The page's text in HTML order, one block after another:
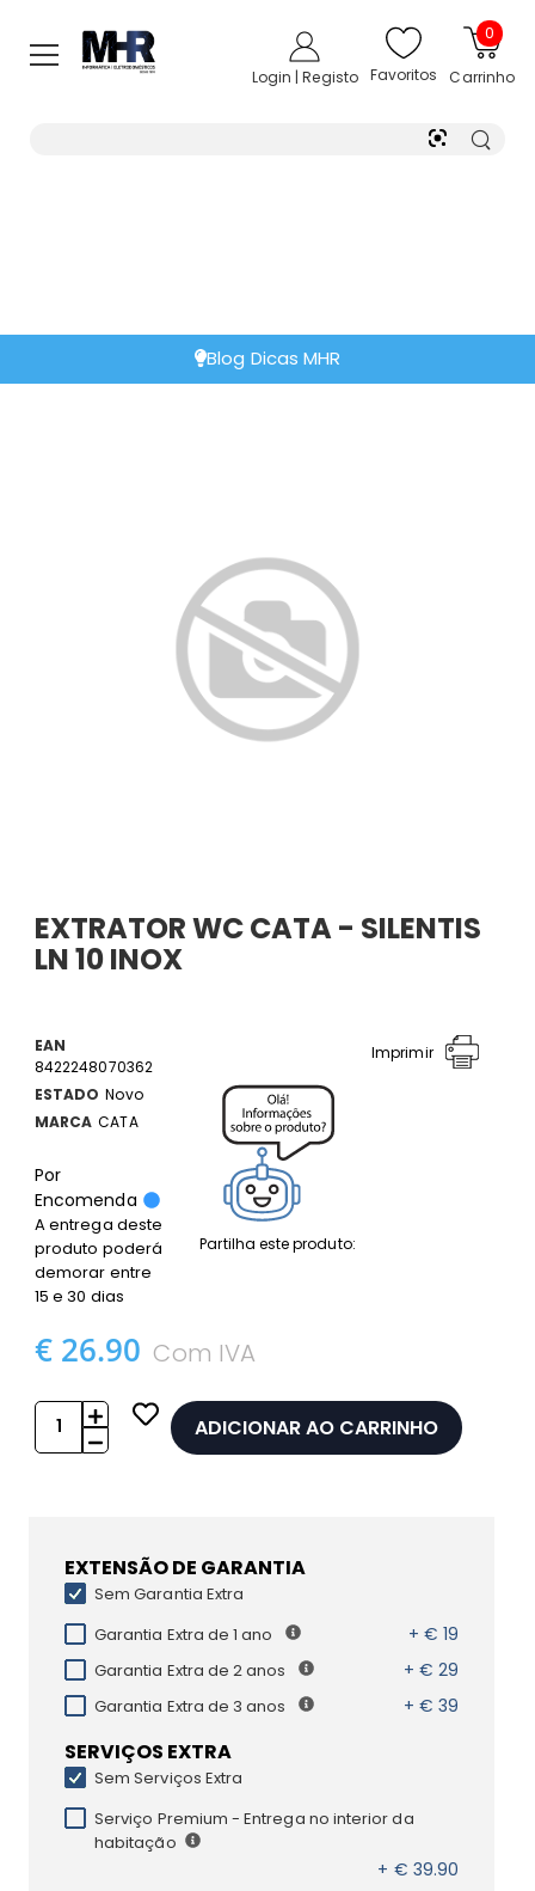
Login | Registo Favoritos
0
Carrinho
Blog Dicas MHR
EXTRATOR WC CATA - SILENTIS
LN 10 INOX
EAN
8422248070362
ESTADO Novo
MARCA CATA
Por
Encomenda
A entrega deste
produto poderá
demorar entre
15 e 30 dias
Imprimir
Partilha este produto:
€ 26.90 Com IVA
ADICIONAR AO CARRINHO
EXTENSÃO DE GARANTIA
Sem Garantia Extra
Garantia Extra de 1 ano
+ € 19
Garantia Extra de 2 anos + € 29
Garantia Extra de 3 anos + € 39
SERVIÇOS EXTRA
Sem Serviços Extra
Serviço Premium - Entrega no interior da
habitação
+ € 39.90